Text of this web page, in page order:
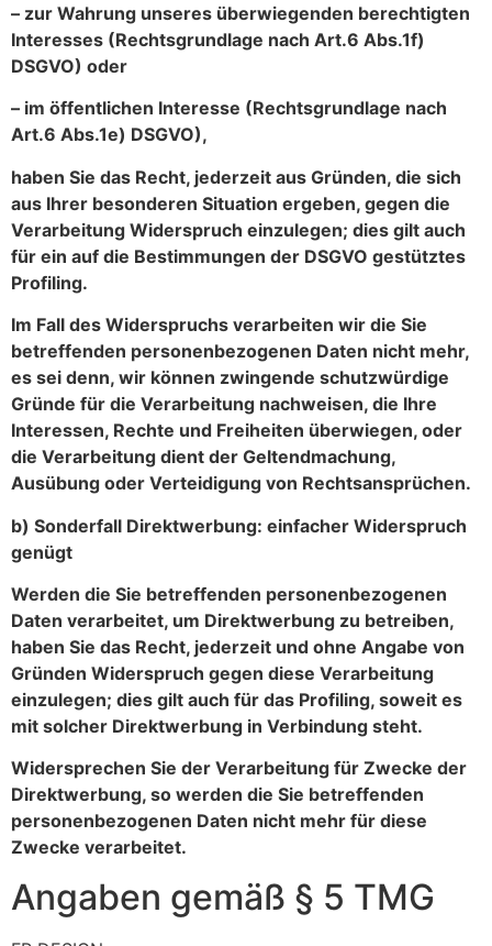
– zur Wahrung unseres überwiegenden berechtigten
Interesses (Rechtsgrundlage nach Art.6 Abs.1f)
DSGVO) oder
– im öffentlichen Interesse (Rechtsgrundlage nach
Art.6 Abs.1e) DSGVO),
haben Sie das Recht, jederzeit aus Gründen, die sich
aus Ihrer besonderen Situation ergeben, gegen die
Verarbeitung Widerspruch einzulegen; dies gilt auch
für ein auf die Bestimmungen der DSGVO gestütztes
Profiling.
Im Fall des Widerspruchs verarbeiten wir die Sie
betreffenden personenbezogenen Daten nicht mehr,
es sei denn, wir können zwingende schutzwürdige
Gründe für die Verarbeitung nachweisen, die Ihre
Interessen, Rechte und Freiheiten überwiegen, oder
die Verarbeitung dient der Geltendmachung,
Ausübung oder Verteidigung von Rechtsansprüchen.
b) Sonderfall Direktwerbung: einfacher Widerspruch
genügt
Werden die Sie betreffenden personenbezogenen
Daten verarbeitet, um Direktwerbung zu betreiben,
haben Sie das Recht, jederzeit und ohne Angabe von
Gründen Widerspruch gegen diese Verarbeitung
einzulegen; dies gilt auch für das Profiling, soweit es
mit solcher Direktwerbung in Verbindung steht.
Widersprechen Sie der Verarbeitung für Zwecke der
Direktwerbung, so werden die Sie betreffenden
personenbezogenen Daten nicht mehr für diese
Zwecke verarbeitet.
Angaben gemäß § 5 TMG